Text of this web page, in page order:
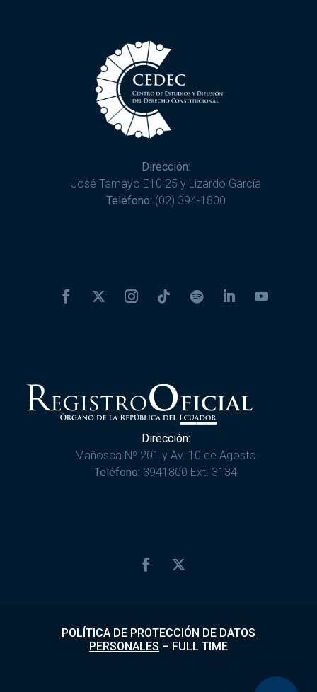
Dirección:
José Tamayo E10 25 y Lizardo García
Teléfono: (02) 394-1800
Dirección:
Mañosca Nº 201 y Av. 10 de Agosto
Teléfono: 3941800 Ext. 3134
POLÍTICA DE PROTECCIÓN DE DATOS
PERSONALES – FULL TIME